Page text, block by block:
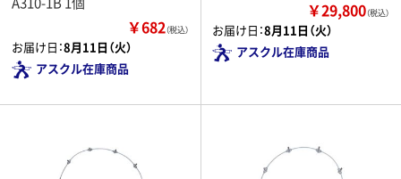
￥682（税込）
お届け日：8月11日（火）
アスクル在庫商品
￥29,800（税込）
お届け日：8月11日（火）
アスクル在庫商品